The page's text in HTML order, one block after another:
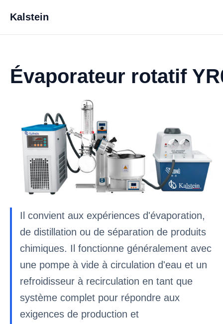
Kalstein
Évaporateur rotatif
Il convient aux expériences d'évaporation,
de distillation ou de séparation de produits
chimiques. Il fonctionne généralement avec
une pompe à vide à circulation d'eau et un
refroidisseur à recirculation en tant que
système complet pour répondre aux
exigences de production et